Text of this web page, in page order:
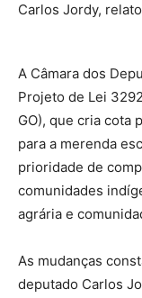
Carlos Jordy,
A Câmara dos
Projeto de Lei
GO), que cria cota
para a merenda
prioridade de
comunidades
agrária e
As mudanças
deputado Carlos